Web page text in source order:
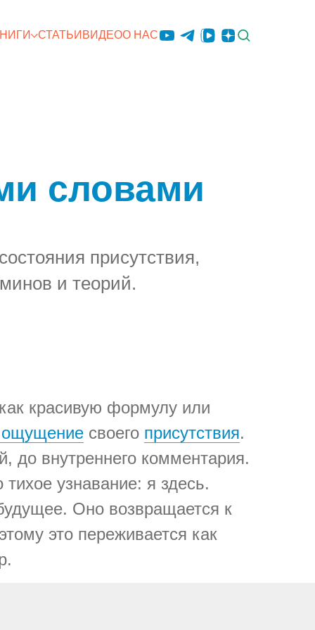
СТАТЬИ ВИДЕОО НАС
словами
присутствия,
и теорий.
красивую формулу или
ощущение своего присутствия.
внутреннего комментария.
узнавание: я здесь.
Оно возвращается к
это переживается как